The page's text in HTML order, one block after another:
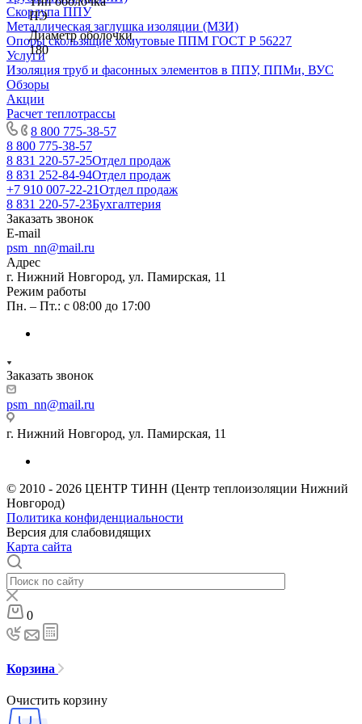
ПЭ
Диаметр оболочки
180
Скорлупа ППУ
Металлическая заглушка изоляции (МЗИ)
Опоры скользящие хомутовые ППМ ГОСТ Р 56227
Услуги
Изоляция труб и фасонных элементов в ППУ, ППМи, ВУС
Обзоры
Акции
Расчет теплотрассы
8 800 775-38-57
8 800 775-38-57
8 831 220-57-25Отдел продаж
8 831 252-84-94Отдел продаж
+7 910 007-22-21Отдел продаж
8 831 220-57-23Бухгалтерия
Заказать звонок
E-mail
psm_nn@mail.ru
Адрес
г. Нижний Новгород, ул. Памирская, 11
Режим работы
Пн. – Пт.: с 08:00 до 17:00
Заказать звонок
psm_nn@mail.ru
г. Нижний Новгород, ул. Памирская, 11
© 2010 - 2026 ЦЕНТР ТИНН (Центр теплоизоляции Нижний
Новгород)
Политика конфиденциальности
Версия для слабовидящих
Карта сайта
0
Корзина
Очистить корзину